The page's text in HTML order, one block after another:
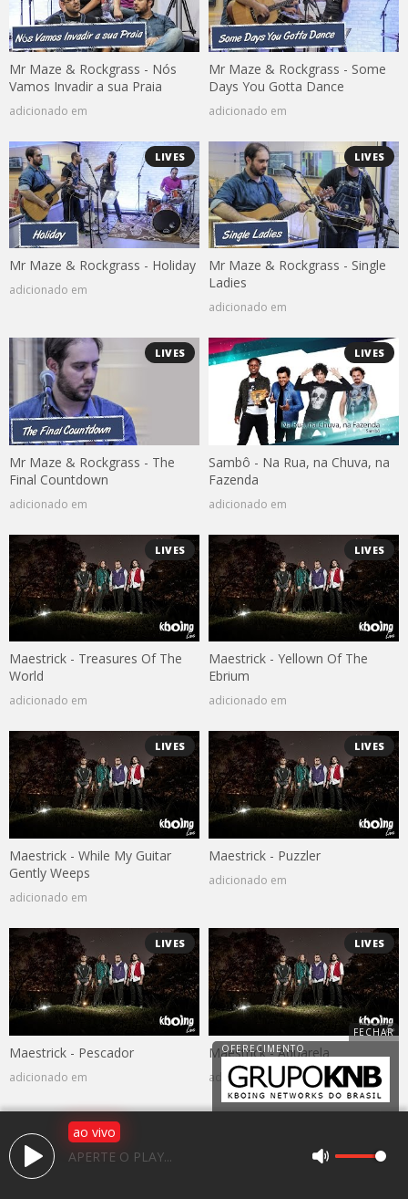
Mr Maze & Rockgrass - Nós
Vamos Invadir a sua Praia
adicionado em
Mr Maze & Rockgrass - Some
Days You Gotta Dance
adicionado em
LIVES
Mr Maze & Rockgrass - Holiday
adicionado em
LIVES
Mr Maze & Rockgrass - Single
Ladies
adicionado em
LIVES
Mr Maze & Rockgrass - The
Final Countdown
adicionado em
LIVES
Sambô - Na Rua, na Chuva, na
Fazenda
adicionado em
LIVES
Maestrick - Treasures Of The
World
adicionado em
LIVES
Maestrick - Yellown Of The
Ebrium
adicionado em
LIVES
Maestrick - While My Guitar
Gently Weeps
adicionado em
LIVES
Maestrick - Puzzler
adicionado em
LIVES
Maestrick - Pescador
adicionado em
LIVES
Maestrick - Aquarela
adicionado em
Av. 25 de janeiro, 1983, Jardim Caparroz
ao vivo
APERTE O PLAY...